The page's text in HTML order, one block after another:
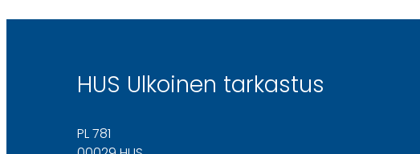
HUS Ulkoinen tarkastus
PL 781